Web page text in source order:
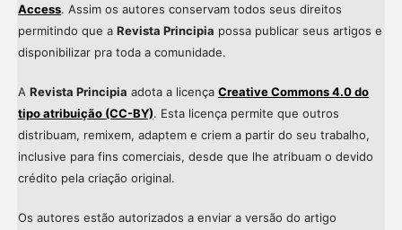
Access. Assim os autores conservam todos seus direitos
permitindo que a Revista Principia possa publicar seus artigos e
disponibilizar pra toda a comunidade.
A Revista Principia adota a licença Creative Commons 4.0 do
tipo atribuição (CC-BY). Esta licença permite que outros
distribuam, remixem, adaptem e criem a partir do seu trabalho,
inclusive para fins comerciais, desde que lhe atribuam o devido
crédito pela criação original.
Os autores estão autorizados a enviar a versão do artigo